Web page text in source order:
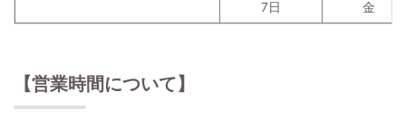
7日 金
【営業時間について】